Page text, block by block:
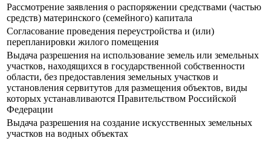
Рассмотрение заявления о распоряжении средствами (частью
средств) материнского (семейного) капитала
Согласование проведения переустройства и (или)
перепланировки жилого помещения
Выдача разрешения на использование земель или земельных
участков, находящихся в государственной собственности
области, без предоставления земельных участков и
установления сервитутов для размещения объектов, виды
которых устанавливаются Правительством Российской
Федерации
Выдача разрешения на создание искусственных земельных
участков на водных объектах